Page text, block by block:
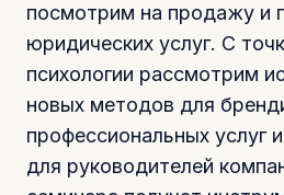
посмотрим на продажу и
юридических услуг. С
психологии рассмотрим
новых методов для
профессиональных услуг
для руководителей